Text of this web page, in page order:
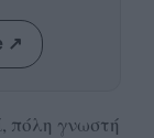
↗
πόλη γνωστή